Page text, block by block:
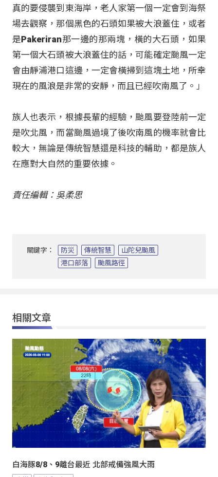
真的要侵襲到東海岸，老人家第一個一定會到海祭
場去觀察，那個黑色的石頭如果被大浪蓋住，或者
是Pakeriran那一邊的那兩塊，橫的大石頭，如果
第一個大石頭被大浪蓋住的話，可能確定颱風一定
會由靜浦港口這邊，一定會橫掃到這塊土地，所幸
現在的風浪是非常的安靜，而且已經吹南風了。」
族人也表示，根據長輩的經驗，颱風要登陸前一定
是吹北風，而當颱風過境了後吹南風的機率就會比
較大，無論是傳統智慧還是科技的輔助，都是族人
在應對大自然的重要依據。
責任編輯：吳柔思
關鍵字： 防災 傳統智慧
山陀兒颱風
港口部落
颱風路徑
相關文章
白海豚8/8、9離台最近 北部戒備強風大雨